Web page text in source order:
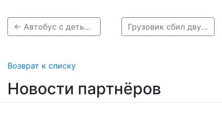
← Автобус с детьми попал в ДТП в Нижегородской области Грузовик сбил двух пешеходов в Дзержинске →
Возврат к списку
Новости партнёров